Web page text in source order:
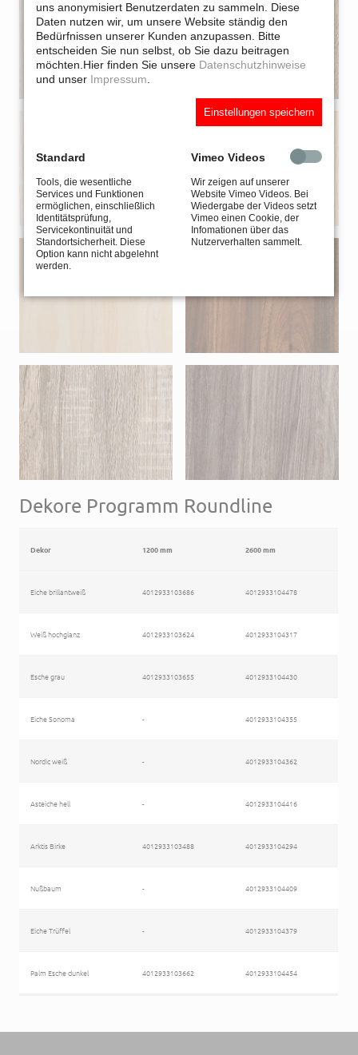
Dekore Programm Roundline
Dekor 1200 mm 2600 mm
Eiche brillantweiß 4012933103686 4012933104478
Weiß hochglanz 4012933103624 4012933104317
Esche grau 4012933103655 4012933104430
Eiche Sonoma - 4012933104355
Nordic weiß - 4012933104362
Asteiche hell - 4012933104416
Arktis Birke 4012933103488 4012933104294
Nußbaum - 4012933104409
Eiche Trüffel - 4012933104379
Palm Esche dunkel 4012933103662 4012933104454
uns anonymisiert Benutzerdaten zu sammeln. Diese
Daten nutzen wir, um unsere Website ständig den
Bedürfnissen unserer Kunden anzupassen. Bitte
entscheiden Sie nun selbst, ob Sie dazu beitragen
möchten. Hier finden Sie unsere Datenschutzhinweise
und unser Impressum
Einstellungen speichern
Standard
Tools, die wesentliche
Services und Funktionen
ermöglichen, einschließlich
Identitätsprüfung,
Servicekontinuität und
Standortsicherheit. Diese
Option kann nicht abgelehnt
werden.
Vimeo Videos
Wir zeigen auf unserer
Website Vimeo Videos. Bei
Wiedergabe der Videos setzt
Vimeo einen Cookie, der
Infomationen über das
Nutzerverhalten sammelt.